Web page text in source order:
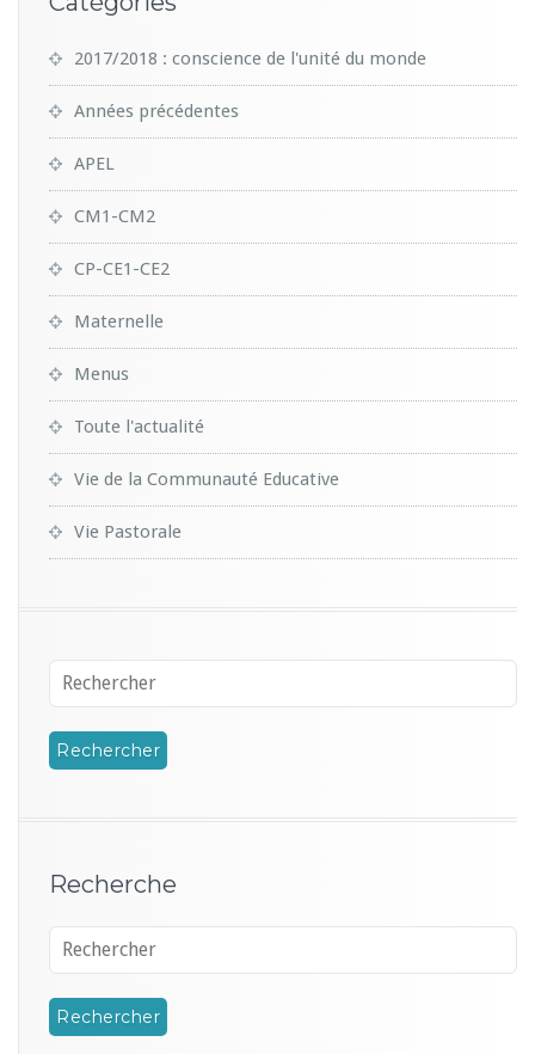
2017/2018 : conscience de l'unité du monde
Années précédentes
APEL
CM1-CM2
CP-CE1-CE2
Maternelle
Menus
Toute l'actualité
Vie de la Communauté Educative
Vie Pastorale
Recherche